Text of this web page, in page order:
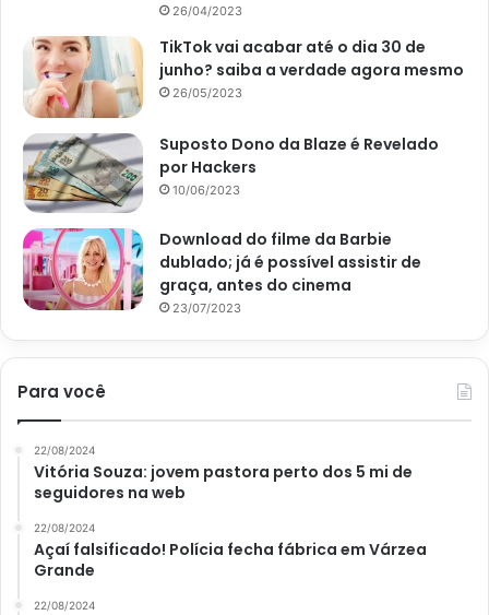
26/04/2023
TikTok vai acabar até o dia 30 de
junho? saiba a verdade agora mesmo
26/05/2023
Suposto Dono da Blaze é Revelado
por Hackers
10/06/2023
Download do filme da Barbie
dublado; já é possível assistir de
graça, antes do cinema
23/07/2023
Para você
22/08/2024
Vitória Souza: jovem pastora perto dos 5 mi de
seguidores na web
22/08/2024
Açaí falsificado! Polícia fecha fábrica em Várzea
Grande
22/08/2024